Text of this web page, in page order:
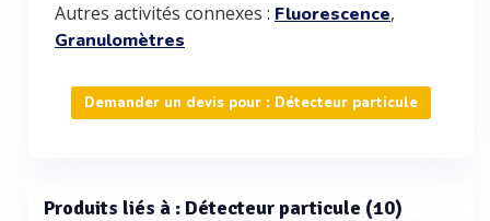
Autres activités connexes : Fluorescence,
Granulomètres
Demander un devis pour : Détecteur particule
Produits liés à : Détecteur particule (10)